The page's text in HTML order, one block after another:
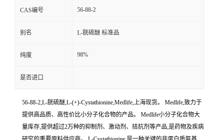
CAS编号 56-88-2
别名 L-胱硫醚 标准品
纯度 98%
是否进口
56-88-2,L-胱硫醚,L-(+)-Cystathionine,Medlife,上海现货。 Medlife,致力于
提供高品质、高性价比小分子化合物的产品。 Medlife小分子化合物大
量库存,提供超过2万种的抑制剂、激动剂、拮抗剂等产品,是药物及疾病